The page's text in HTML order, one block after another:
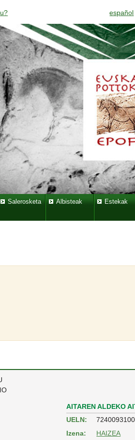
español
Salerosketa Albisteak Estekak
AITAREN ALDEKO
UELN:
Izena:
HAIZEA